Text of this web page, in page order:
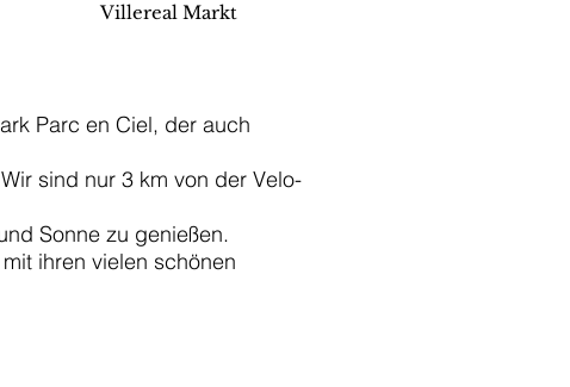
Villereal Markt
Parc en Ciel, der auch
sind nur 3 km von der Velo-
Sonne zu genießen.
ihren vielen schönen